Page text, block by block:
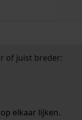
of juist breder:
elkaar lijken.